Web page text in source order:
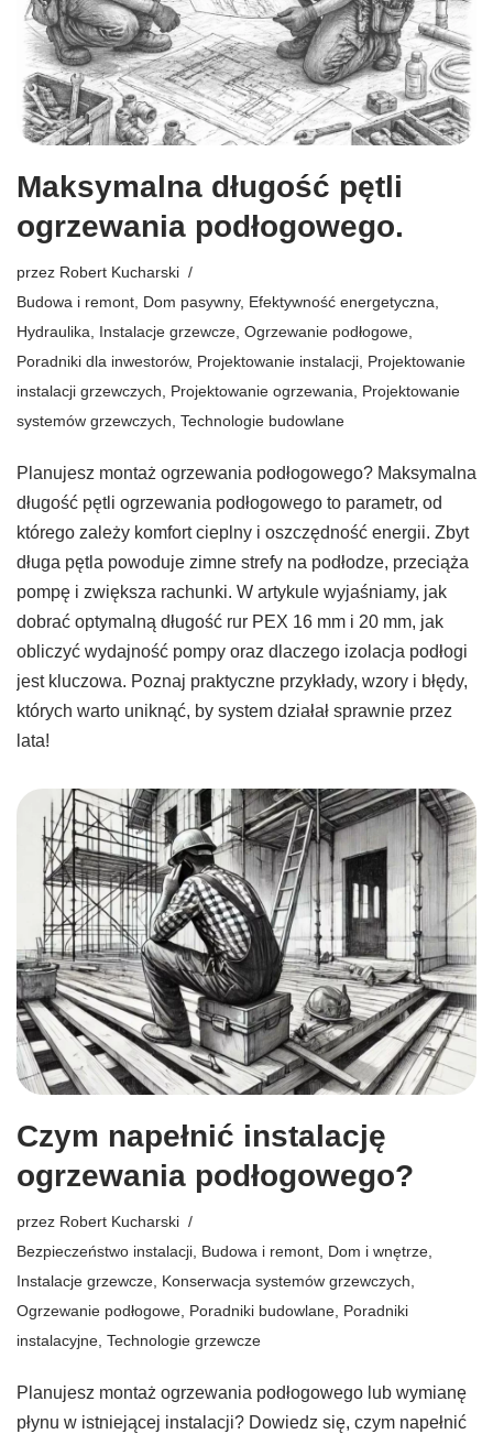
Maksymalna długość pętli
ogrzewania podłogowego.
przez Robert Kucharski
Budowa i remont Dom pasywny, Efektywność energetyczna
Hydraulika
Instalacje grzewcze Ogrzewanie podłogowe
Poradniki dla inwestorów, Projektowanie instalacji Projektowanie
instalacji grzewczych
Projektowanie ogrzewania
Projektowanie
systemów grzewczych Technologie budowlane
Planujesz montaż ogrzewania podłogowego? Maksymalna
długość pętli ogrzewania podłogowego to parametr, od
którego zależy komfort cieplny i oszczędność energii. Zbyt
długa pętla powoduje zimne strefy na podłodze, przeciąża
pompę i zwiększa rachunki. W artykule wyjaśniamy, jak
dobrać optymalną długość rur PEX 16 mm i 20 mm, jak
obliczyć wydajność pompy oraz dlaczego izolacja podłogi
jest kluczowa. Poznaj praktyczne przykłady, wzory i błędy,
których warto uniknąć, by system działał sprawnie przez
lata!
Czym napełnić instalację
ogrzewania podłogowego?
przez Robert Kucharski
Bezpieczeństwo instalacji, Budowa i remont, Dom i wnętrze,
Instalacje grzewcze, Konserwacja systemów grzewczych,
Ogrzewanie podłogowe, Poradniki budowlane, Poradniki
instalacyjne, Technologie grzewcze
Planujesz montaż ogrzewania podłogowego lub wymianę
płynu w istniejącej instalacji? Dowiedz się, czym napełnić